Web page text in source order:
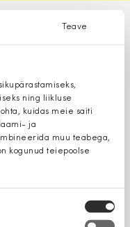
Teave
ning liikluse
kuidas meie saiti
ja
muu teabega,
kogunud teiepoolse